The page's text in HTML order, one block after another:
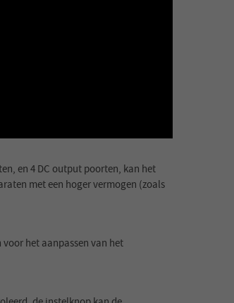
en 4 DC output poorten, kan het
met een hoger vermogen (zoals
het aanpassen van het